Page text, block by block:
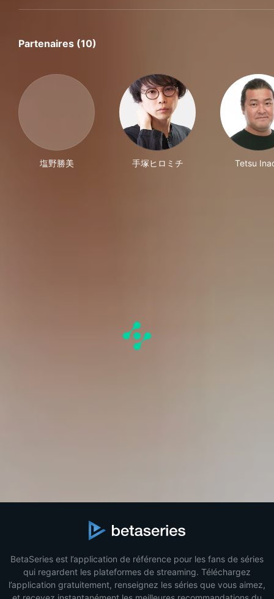
Partenaires (10)
塩野勝美 手塚ヒロミチ Tetsu
BetaSeries est l’application de référence pour les fans de séries
qui regardent les plateformes de streaming. Téléchargez
l’application gratuitement, renseignez les séries que vous aimez,